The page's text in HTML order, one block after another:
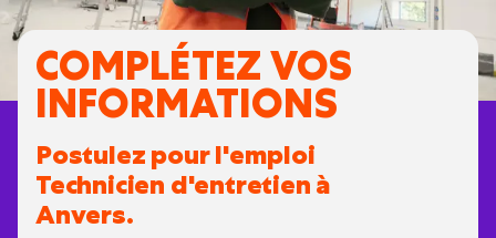
COMPLÉTEZ VOS
INFORMATIONS
Postulez pour l'emploi
Technicien d'entretien à
Anvers.